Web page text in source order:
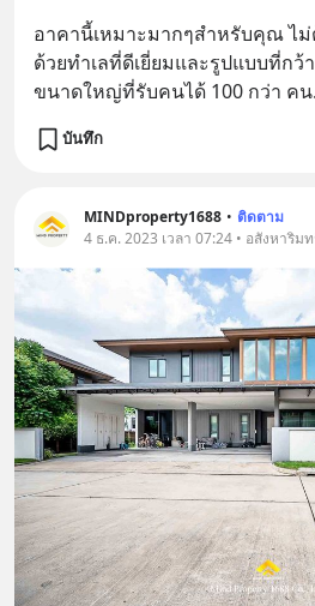
อาคานี้เหมาะมากๆสำหรับคุณ ไ
ด้วยทำเลที่ดีเยี่ยมและรูปแบบที่กว้
ขนาดใหญ่ที่รับคนได้ 100 กว่า คน
บันทึก
MINDproperty1688 • ติดตาม
4 ธ.ค. 2023 เวลา 07:24 • อสังหาริม